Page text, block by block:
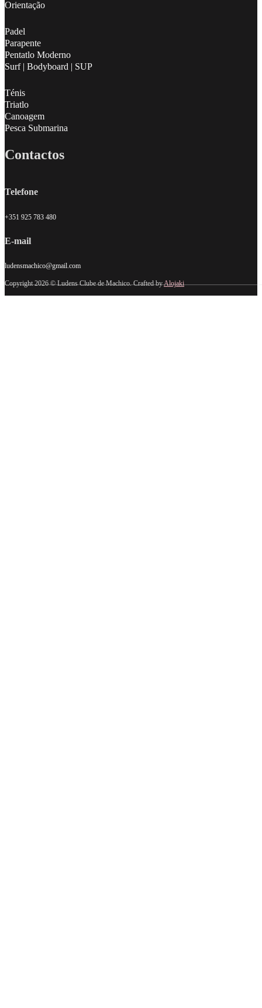
Orientação
Padel
Parapente
Pentatlo Moderno
Surf | Bodyboard | SUP
Ténis
Triatlo
Canoagem
Pesca Submarina
Contactos
Telefone
+351 925 783 480
E-mail
ludensmachico@gmail.com
Copyright 2026 © Ludens Clube de Machico. Crafted byAlojaki